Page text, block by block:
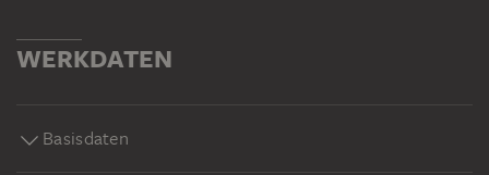
WERKDATEN
Basisdaten